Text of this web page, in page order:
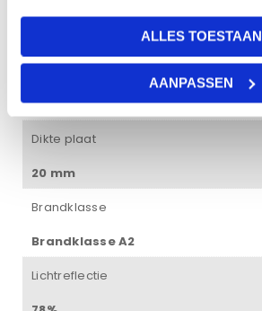
ALLES TOESTAAN
AANPASSEN
100%
Dikte plaat
20 mm
Brandklasse
Brandklasse A2
Lichtreflectie